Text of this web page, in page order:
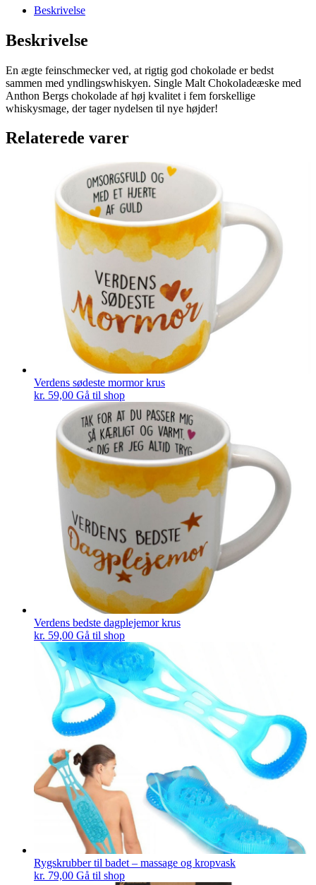
Beskrivelse
Beskrivelse
En ægte feinschmecker ved, at rigtig god chokolade er bedst
sammen med yndlingswhiskyen. Single Malt Chokoladeæske med
Anthon Bergs chokolade af høj kvalitet i fem forskellige
whiskysmage, der tager nydelsen til nye højder!
Relaterede varer
Verdens sødeste mormor krus
kr. 59,00 Gå til shop
Verdens bedste dagplejemor krus
kr. 59,00 Gå til shop
Rygskrubber til badet – massage og kropvask
kr. 79,00 Gå til shop